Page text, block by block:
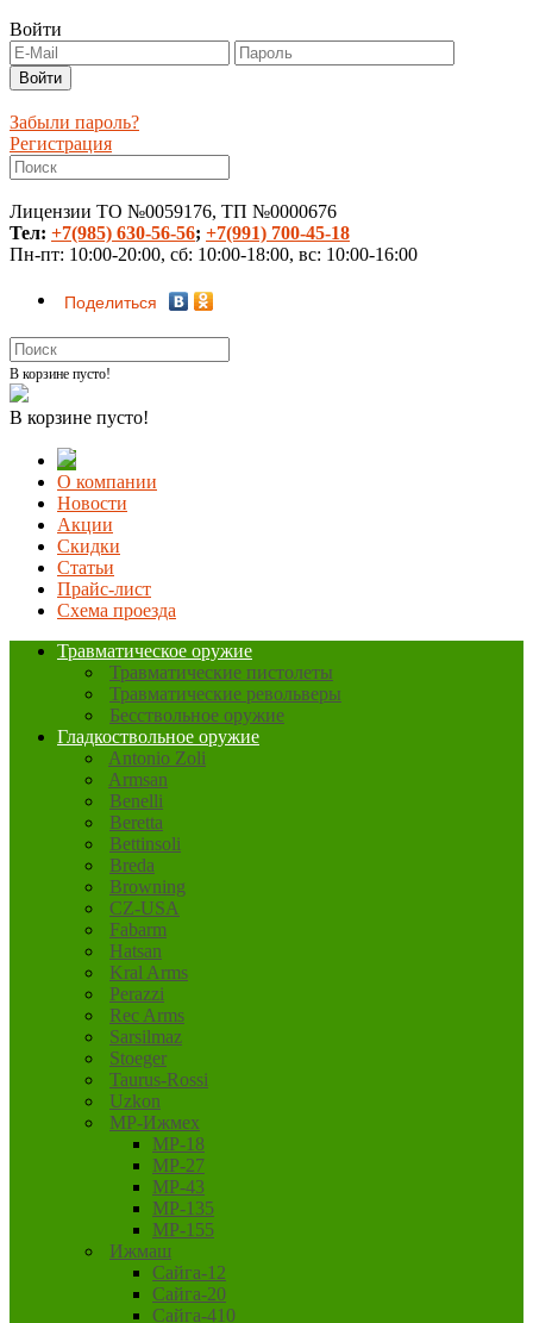
Войти
Забыли пароль?
Регистрация
Лицензии ТО №0059176, ТП №0000676
Тел: +7(985) 630-56-56; +7(991) 700-45-18
Пн-пт: 10:00-20:00, сб: 10:00-18:00, вс: 10:00-16:00
Поделиться
В корзине пусто!
В корзине пусто!
О компании
Новости
Акции
Скидки
Статьи
Прайс-лист
Схема проезда
Травматическое оружие
Травматические пистолеты
Травматические револьверы
Бесствольное оружие
Гладкоствольное оружие
Antonio Zoli
Armsan
Benelli
Beretta
Bettinsoli
Breda
Browning
CZ-USA
Fabarm
Hatsan
Kral Arms
Perazzi
Rec Arms
Sarsilmaz
Stoeger
Taurus-Rossi
Uzkon
MP-Ижмех
MP-18
MP-27
MP-43
MP-135
MP-155
Ижмаш
Сайга-12
Сайга-20
Сайга-410